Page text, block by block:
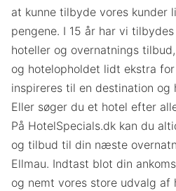
at kunne tilbyde vores
pengene. I 15 år har vi
hoteller og overnatnings
og hotelopholdet lidt ekstra
inspireres til en destination og
Eller søger du et hotel efter
På HotelSpecials.dk kan du
og tilbud til din næste
Ellmau. Indtast blot din
og nemt vores store udvalg af